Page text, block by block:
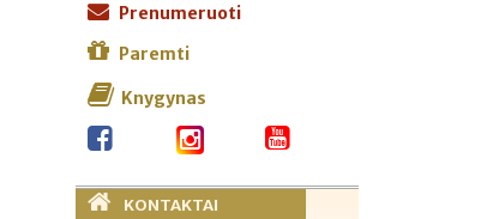
Prenumeruoti
Paremti
Knygynas
KONTAKTAI